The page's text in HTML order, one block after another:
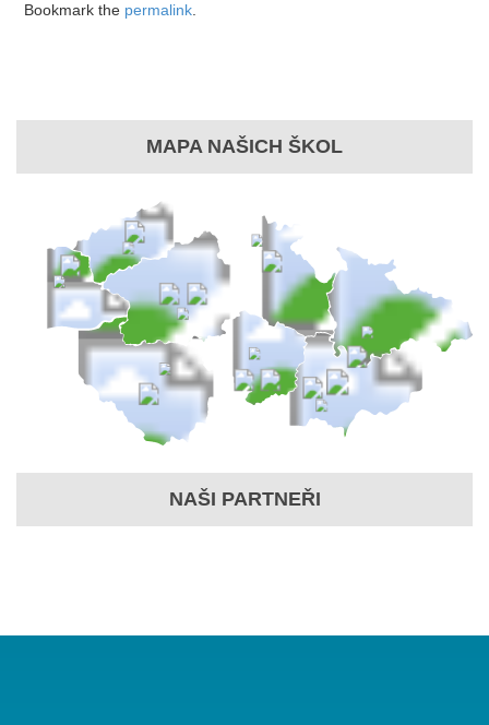
Bookmark the permalink.
MAPA NAŠICH ŠKOL
NAŠI PARTNEŘI